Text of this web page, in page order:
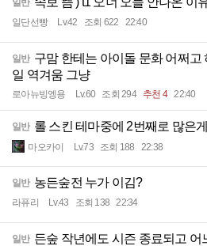
일반
일단선빵 Lv.42 조회 622 22:40
일반 구맘 한테는 아이돌 문화 어쩌고
일 역겨움 그냥
로아뉴빙엥용 Lv.60 조회 294 추천 4 22:40
일반 롤 스킨 테마중에 2번째로 많은
마오카이 Lv.73 조회 188 22:38
일반 농든숲전 누가 이김?
라퓨리 Lv.43 조회 138 22:34
일반 든숲 작년에도 시즌 종료되고 어